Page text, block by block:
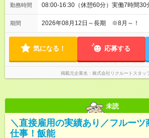
勤務時間 08:00-16:30（休憩60分）実働7時間30
期間 2026年08月12日～長期 ※8月～！
気になる！ 応募する
掲載元企業名 株式会社リクルートスタッ
未読
＼直接雇用の実績あり／フルーツ
仕事！飯能